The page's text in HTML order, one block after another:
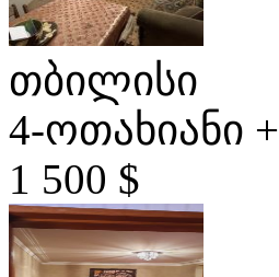
თბილისი
4-ოთახიანი +
1 500 $